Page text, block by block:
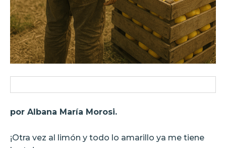
por Albana María Morosi.
¡Otra vez al limón y todo lo amarillo ya me tiene